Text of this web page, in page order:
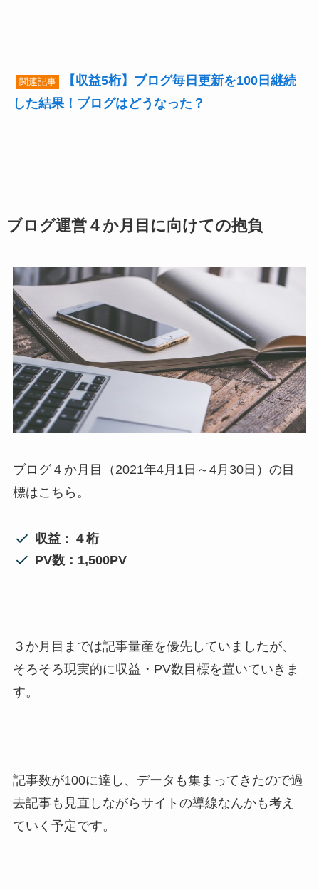
関連記事
【収益5桁】ブログ毎日更新を100日継続
した結果！ブログはどうなった？
ブログ運営４か月目に向けての抱負
ブログ４か月目（2021年4月1日～4月30日）の目
標はこちら。
収益：４桁
PV数：1,500PV
３か月目までは記事量産を優先していましたが、
そろそろ現実的に収益・PV数目標を置いていきま
す。
記事数が100に達し、データも集まってきたので過
去記事も見直しながらサイトの導線なんかも考え
ていく予定です。